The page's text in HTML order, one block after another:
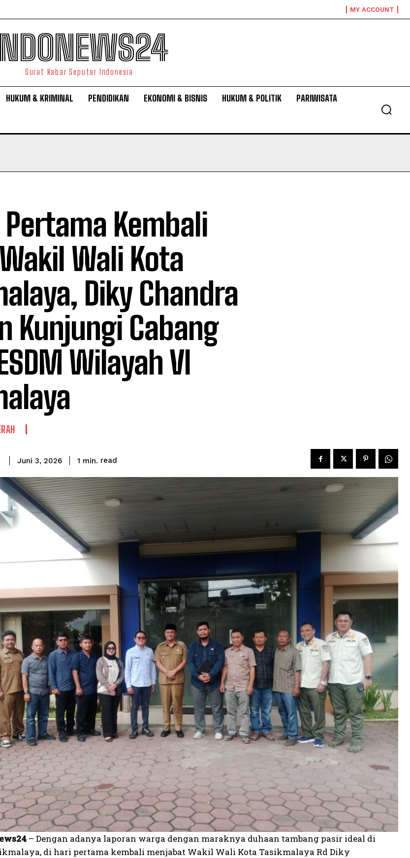
MY ACCOUNT
Surat Kabar Seputar Indonesia
HUKUM & KRIMINAL PENDIDIKAN EKONOMI & BISNIS HUKUM & POLITIK PARIWISATA
Pertama Kembali
Wali Kota
Diky Chandra
Kunjungi Cabang
Wilayah VI
Juni 3, 2026 1 min. read
– Dengan adanya laporan warga dengan maraknya duhaan tambang pasir ideal di
di hari pertama kembali menjabat Wakil Wali Kota Tasikmalaya Rd Diky